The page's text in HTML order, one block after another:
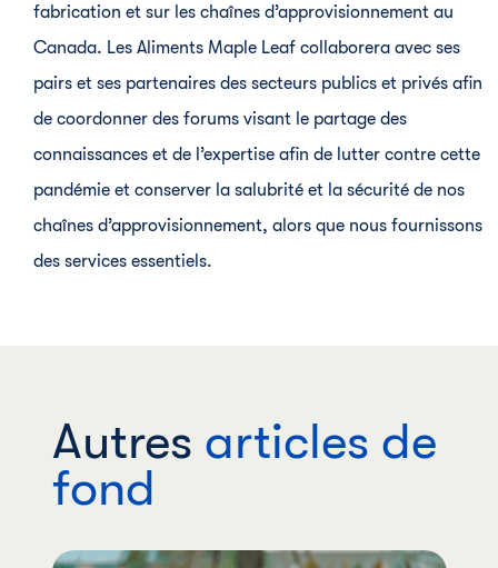
fabrication et sur les chaînes d’approvisionnement au
Canada. Les Aliments Maple Leaf collaborera avec ses
pairs et ses partenaires des secteurs publics et privés afin
de coordonner des forums visant le partage des
connaissances et de l’expertise afin de lutter contre cette
pandémie et conserver la salubrité et la sécurité de nos
chaînes d’approvisionnement, alors que nous fournissons
des services essentiels.
Autres articles de
fond